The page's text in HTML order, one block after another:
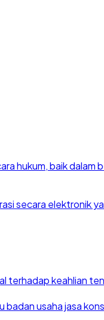
hukum, baik dalam
secara elektronik
keahlian
usaha jasa